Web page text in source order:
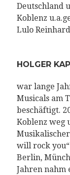
Deutschland
Koblenz
Lulo
HOLGER
war lange
Musicals am
beschäftigt.
Koblenz weg
will rock
Berlin,
Jahren nahm